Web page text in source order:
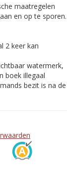
maatregelen
en op te sporen.
2 keer kan
watermerk,
boek illegaal
bezit is na de